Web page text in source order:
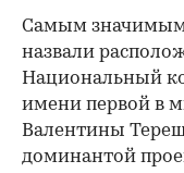
Самым значимым
назвали
Национальный
имени первой в
Валентины
доминантой